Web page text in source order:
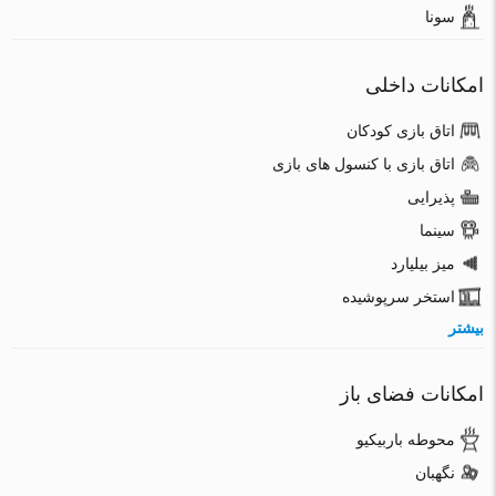
سونا
امکانات داخلی
اتاق بازی کودکان
اتاق بازی با کنسول های بازی
پذیرایی
سینما
میز بیلیارد
استخر سرپوشیده
بیشتر
امکانات فضای باز
محوطه باربیکیو
نگهبان